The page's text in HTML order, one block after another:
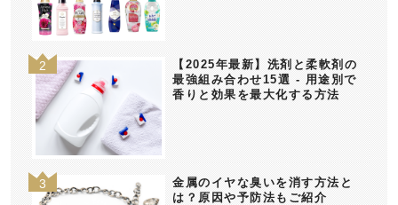
【2025年最新】洗剤と柔軟剤の
最強組み合わせ15選 - 用途別で
香りと効果を最大化する方法
金属のイヤな臭いを消す方法と
は？原因や予防法もご紹介